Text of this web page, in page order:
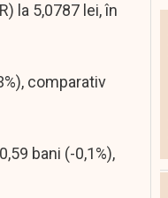
la 5,0787 lei, în
comparativ
bani (-0,1%),